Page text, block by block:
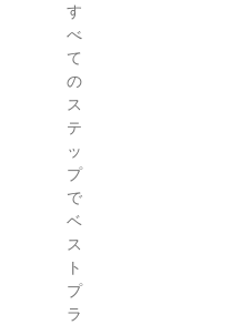
す
べ
て
の
ス
テ
ッ
プ
で
ベ
ス
ト
プ
ラ